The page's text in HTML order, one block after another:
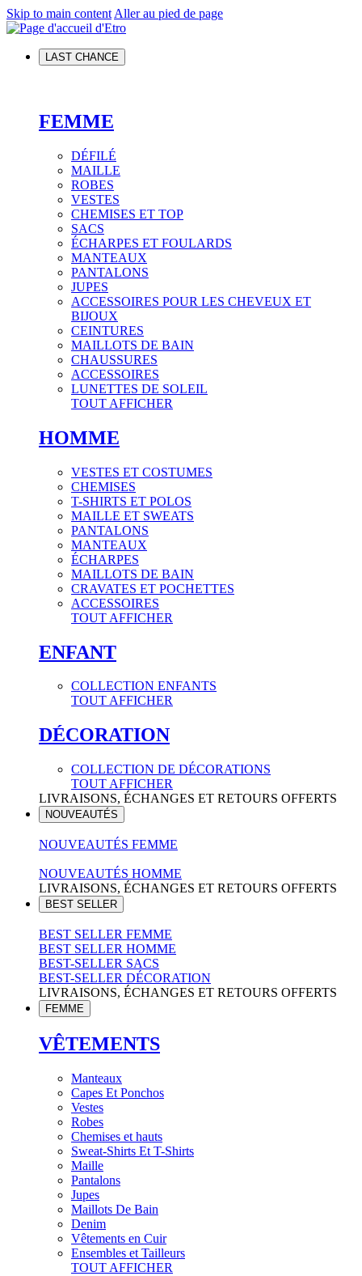
Skip to main content Aller au pied de page
LAST CHANCE
FEMME
DÉFILÉ
MAILLE
ROBES
VESTES
CHEMISES ET TOP
SACS
ÉCHARPES ET FOULARDS
MANTEAUX
PANTALONS
JUPES
ACCESSOIRES POUR LES CHEVEUX ET
BIJOUX
CEINTURES
MAILLOTS DE BAIN
CHAUSSURES
ACCESSOIRES
LUNETTES DE SOLEIL
TOUT AFFICHER
HOMME
VESTES ET COSTUMES
CHEMISES
T-SHIRTS ET POLOS
MAILLE ET SWEATS
PANTALONS
MANTEAUX
ÉCHARPES
MAILLOTS DE BAIN
CRAVATES ET POCHETTES
ACCESSOIRES
TOUT AFFICHER
ENFANT
COLLECTION ENFANTS
TOUT AFFICHER
DÉCORATION
COLLECTION DE DÉCORATIONS
TOUT AFFICHER
LIVRAISONS, ÉCHANGES ET RETOURS OFFERTS
NOUVEAUTÉS
NOUVEAUTÉS FEMME
NOUVEAUTÉS HOMME
LIVRAISONS, ÉCHANGES ET RETOURS OFFERTS
BEST SELLER
BEST SELLER FEMME
BEST SELLER HOMME
BEST-SELLER SACS
BEST-SELLER DÉCORATION
LIVRAISONS, ÉCHANGES ET RETOURS OFFERTS
FEMME
VÊTEMENTS
Manteaux
Capes Et Ponchos
Vestes
Robes
Chemises et hauts
Sweat-Shirts Et T-Shirts
Maille
Pantalons
Jupes
Maillots De Bain
Denim
Vêtements en Cuir
Ensembles et Tailleurs
TOUT AFFICHER